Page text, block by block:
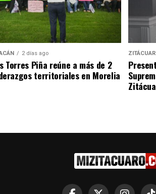
2 días ago
Torres Piña reúne a más de 2
territoriales en Morelia